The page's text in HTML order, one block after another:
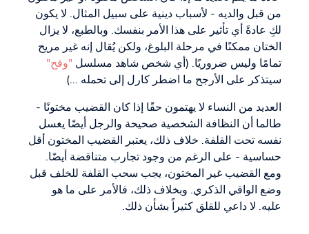
من قبل والديه - لأسباب دينية على سبيل المثال. لا يكون
لكِ عادةً أي تأثير على هذا الأمر بنفسك. وبالطبع، لا يزال
الختان ممكنًا في مرحلة البلوغ، ولكن يُقال إنه غير مريح
تمامًا وليس ضروريًا. (أي شخص شاهد مسلسل "وقح"
سيتذكر على الأرجح ما اضطر كارل إلى تحمله ...)
العديد من النساء لا يهتمون حقًا إذا كان القضيب مختونًا -
طالما أن النظافة الشخصية صحيحة والرجل أيضًا يغسل
نفسه تحت القلفة. خلاف ذلك، يعتبر القضيب المختون أقل
حساسية - على الرغم من وجود تجارب متناقضة أيضًا.
ومع القضيب غير المختون، يجب سحب القلفة للخلف قبل
وضع الواقي الذكري. وبخلاف ذلك، فالأمر على ما هو
عليه. لا داعي للقلق كثيراً بشأن ذلك.